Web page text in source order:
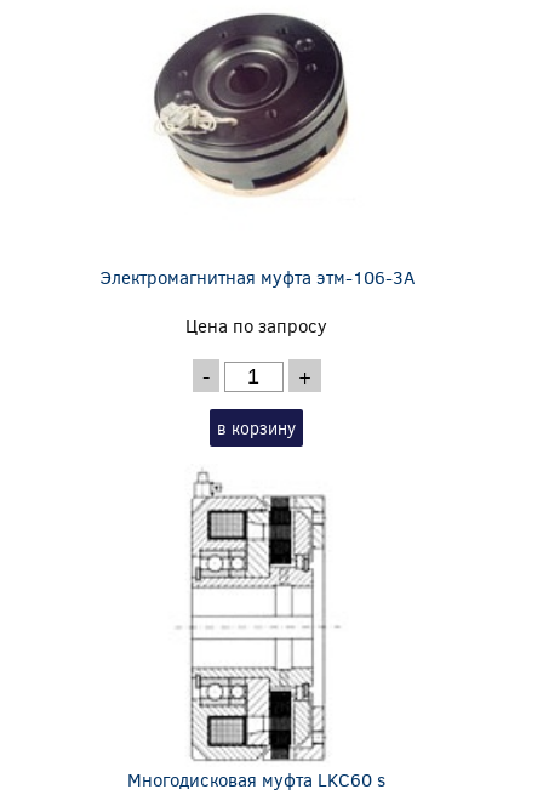
Электромагнитная муфта этм-106-3А
Цена по запросу
- +
в корзину
Многодисковая муфта LKC60 s